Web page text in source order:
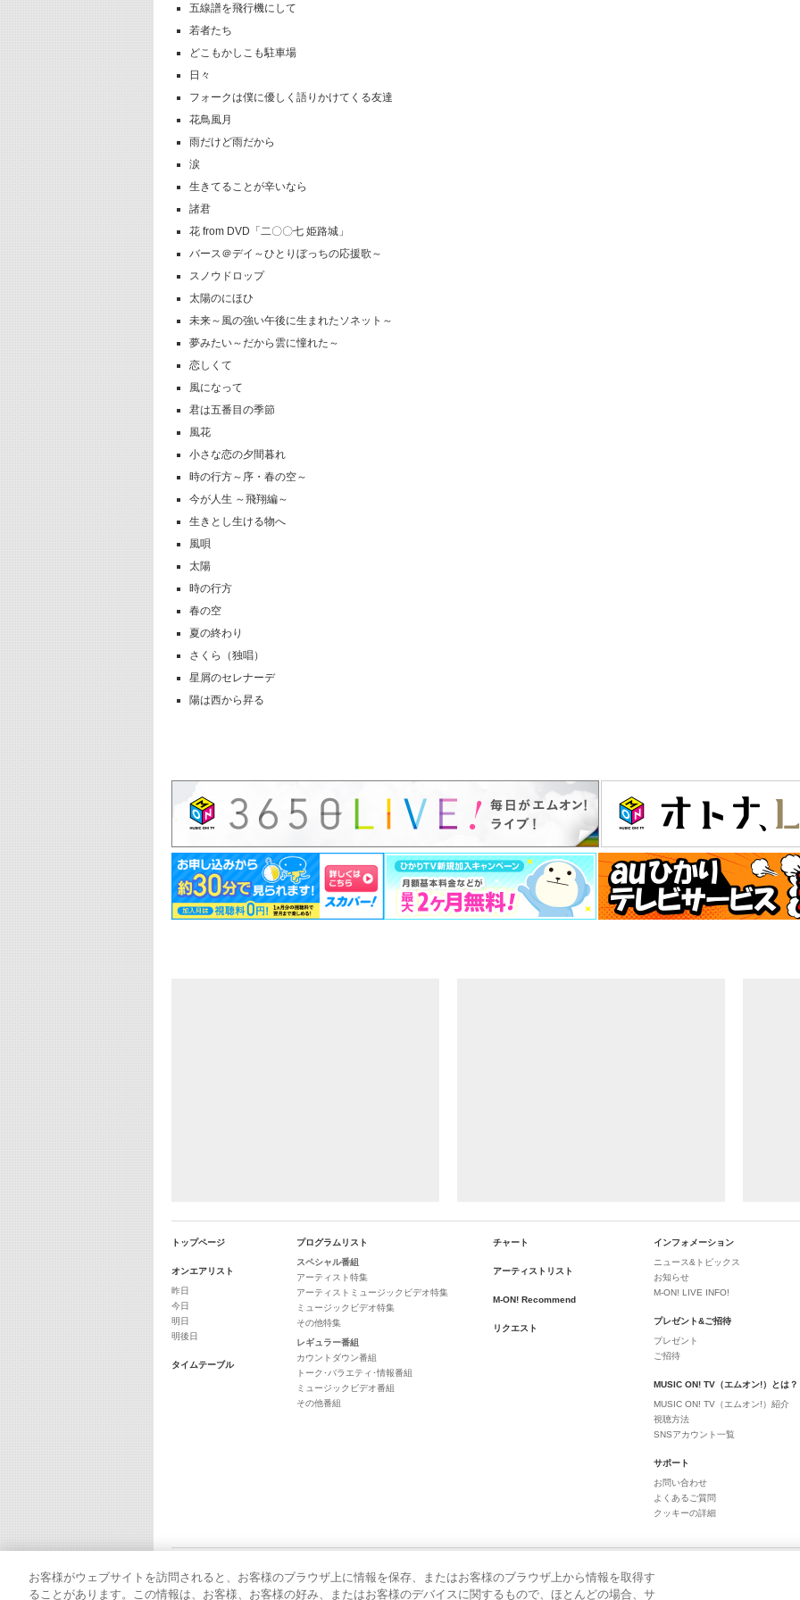
五線譜を飛行機にして
若者たち
どこもかしこも駐車場
日々
フォークは僕に優しく語りかけてくる友達
花鳥風月
雨だけど雨だから
涙
生きてることが辛いなら
諸君
花 from DVD「二〇〇七 姫路城」
バース＠デイ～ひとりぼっちの応援歌～
スノウドロップ
太陽のにほひ
未来～風の強い午後に生まれたソネット～
夢みたい～だから雲に憧れた～
恋しくて
風になって
君は五番目の季節
風花
小さな恋の夕間暮れ
時の行方～序・春の空～
今が人生 ～飛翔編～
生きとし生ける物へ
風唄
太陽
時の行方
春の空
夏の終わり
さくら（独唱）
星屑のセレナーデ
陽は西から昇る
トップページ
オンエアリスト
昨日
今日
明日
明後日
タイムテーブル
プログラムリスト
スペシャル番組
アーティスト特集
アーティストミュージックビデオ特集
ミュージックビデオ特集
その他特集
レギュラー番組
カウントダウン番組
トーク･バラエティ･情報番組
ミュージックビデオ番組
その他番組
チャート
アーティストリスト
M-ON! Recommend
リクエスト
インフォメーション
ニュース&トピックス
お知らせ
M-ON! LIVE INFO!
プレゼント&ご招待
プレゼント
ご招待
MUSIC ON! TV（エムオン!）とは？
MUSIC ON! TV（エムオン!）紹介
視聴方法
SNSアカウント一覧
サポート
お問い合わせ
よくあるご質問
クッキーの詳細
お客様がウェブサイトを訪問されると、お客様のブラウザ上に情報を保存、またはお客様のブラウザ上から情報を取得す
ることがあります。この情報は、お客様、お客様の好み、またはお客様のデバイスに関するもので、ほとんどの場合、サ